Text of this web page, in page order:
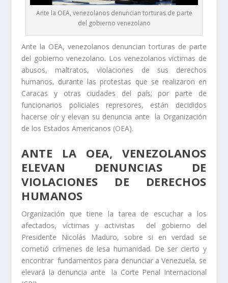
Ante la OEA, venezolanos denuncian torturas de parte
del gobierno venezolano
Ante la OEA, venezolanos denuncian torturas de parte
del gobierno venezolano. Los venezolanos victimas de
abusos, maltratos, violaciones de sus derechos
humanos, durante las protestas que se realizaron en
Caracas y otras ciudades del país; por parte de
funcionarios policiales represores, están decididos
hacerse oír y elevan su denuncia ante la Organización
de los Estados Americanos (OEA).
ANTE LA OEA, VENEZOLANOS
ELEVAN DENUNCIAS DE
VIOLACIONES DE DERECHOS
HUMANOS
Organización que tiene la tarea de escuchar a los
afectados, víctimas y activistas del gobierno del
Presidente Nicolás Maduro, sobre si en verdad se
cometió crímenes de lesa humanidad. De ser cierto y
encontrar fundamentos para denunciar a Venezuela, se
elevará la denuncia ante la Corte Penal Internacional